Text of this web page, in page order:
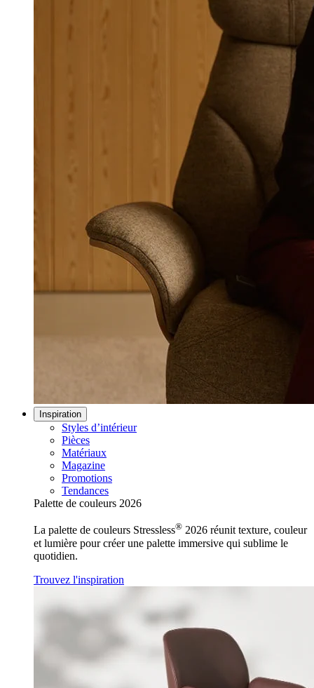
Inspiration
Styles d’intérieur
Pièces
Matériaux
Magazine
Promotions
Tendances
Palette de couleurs 2026
La palette de couleurs Stressless® 2026 réunit texture, couleur
et lumière pour créer une palette immersive qui sublime le
quotidien.
Trouvez l'inspiration